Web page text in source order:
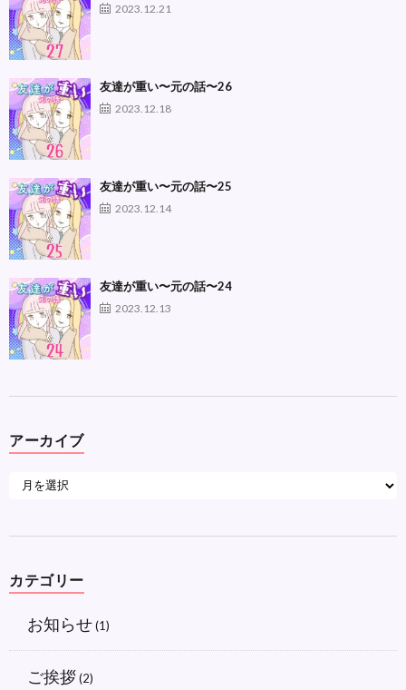
2023.12.21
友達が重い〜元の話〜26
2023.12.18
友達が重い〜元の話〜25
2023.12.14
友達が重い〜元の話〜24
2023.12.13
アーカイブ
カテゴリー
お知らせ(1)
ご挨拶(2)